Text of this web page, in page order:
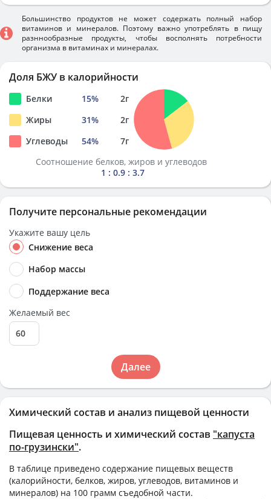
Химический состав и анализ пищевой ценности
Пищевая ценность и химический состав "капуста
по-грузински".
В таблице приведено содержание пищевых веществ
(калорийности, белков, жиров, углеводов, витаминов и
минералов) на 100 грамм съедобной части.
Большинство продуктов не может содержать полный набор
витаминов и минералов. Поэтому важно употреблять в пищу
разннообразные продукты, чтобы восполнять потребности
организма в витаминах и минералах.
Доля БЖУ в калорийности
Белки 15% 2г
Жиры
31% 2г
Углеводы
54% 7г
Соотношение белков, жиров и углеводов
1 : 0.9 : 3.7
Получите персональные рекомендации
Укажите вашу цель
Снижение веса
Набор массы
Поддержание веса
Желаемый вес
Далее